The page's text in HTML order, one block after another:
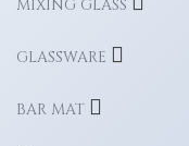
MIXING GLASS
GLASSWARE
BAR MAT